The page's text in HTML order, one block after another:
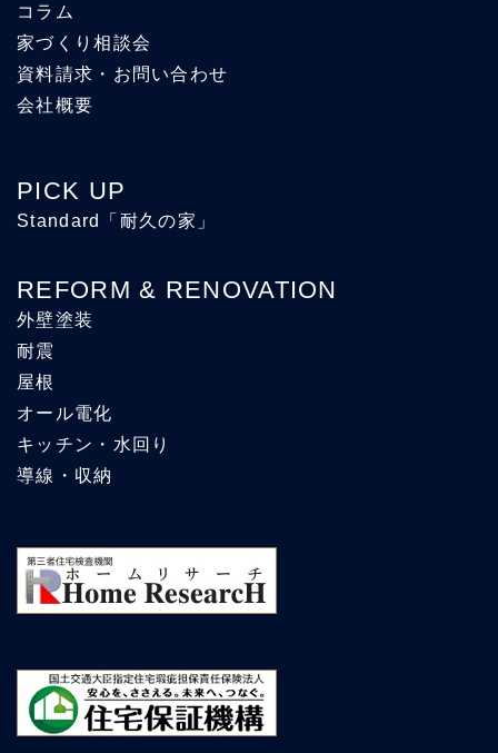
コラム
家づくり相談会
資料請求・お問い合わせ
会社概要
PICK UP
Standard「耐久の家」
REFORM & RENOVATION
外壁塗装
耐震
屋根
オール電化
キッチン・水回り
導線・収納